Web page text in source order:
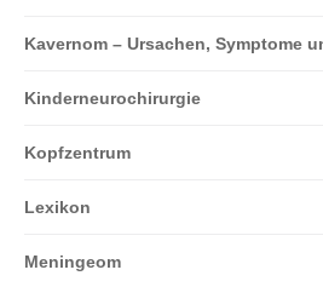
Kavernom – Ursachen, Symptome
Kinderneurochirurgie
Kopfzentrum
Lexikon
Meningeom